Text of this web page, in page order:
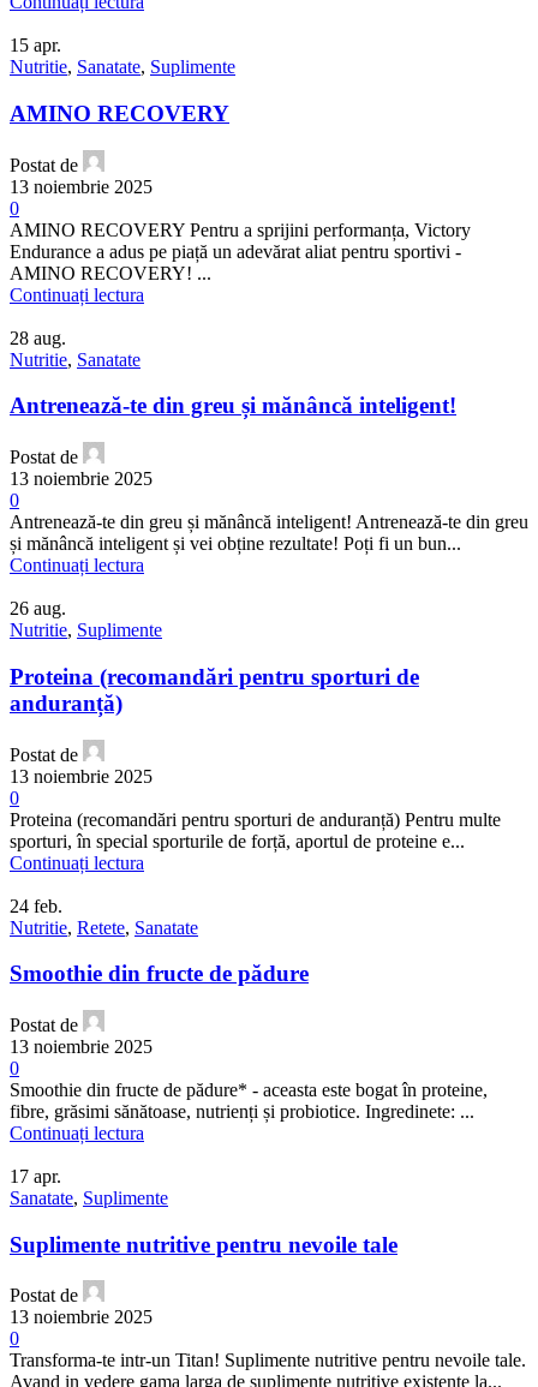
15 apr.
Nutritie, Sanatate, Suplimente
AMINO RECOVERY
Postat de
13 noiembrie 2025
0
AMINO RECOVERY Pentru a sprijini performanța, Victory
Endurance a adus pe piață un adevărat aliat pentru sportivi -
AMINO RECOVERY! ...
Continuați lectura
28 aug.
Nutritie, Sanatate
Antrenează-te din greu și mănâncă inteligent!
Postat de
13 noiembrie 2025
0
Antrenează-te din greu și mănâncă inteligent! Antrenează-te din greu
și mănâncă inteligent și vei obține rezultate! Poți fi un bun...
Continuați lectura
26 aug.
Nutritie, Suplimente
Proteina (recomandări pentru sporturi de
anduranță)
Postat de
13 noiembrie 2025
0
Proteina (recomandări pentru sporturi de anduranță) Pentru multe
sporturi, în special sporturile de forță, aportul de proteine ​​e...
Continuați lectura
24 feb.
Nutritie, Retete, Sanatate
Smoothie din fructe de pădure
Postat de
13 noiembrie 2025
0
Smoothie din fructe de pădure* - aceasta este bogat în proteine,
fibre, grăsimi sănătoase, nutrienți și probiotice. Ingredinete: ...
Continuați lectura
17 apr.
Sanatate, Suplimente
Suplimente nutritive pentru nevoile tale
Postat de
13 noiembrie 2025
0
Transforma-te intr-un Titan! Suplimente nutritive pentru nevoile tale.
Avand in vedere gama larga de suplimente nutritive existente la...